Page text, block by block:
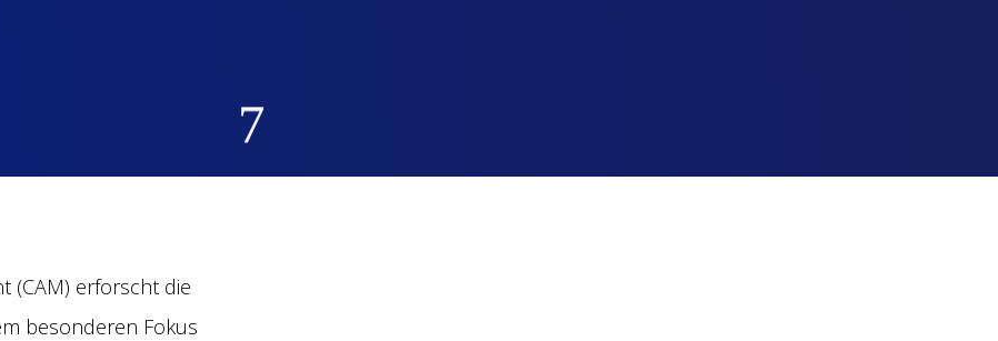
7
(CAM) erforscht die
besonderen Fokus